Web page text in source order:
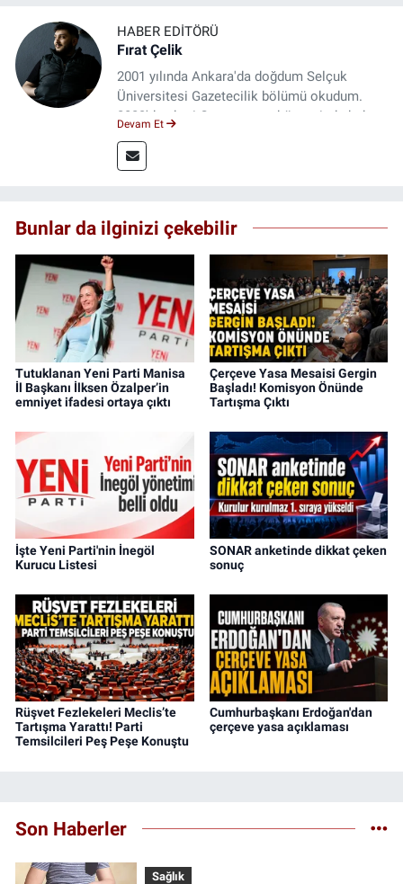
HABER EDITÖRÜ
Fırat Çelik
2001 yılında Ankara'da doğdum Selçuk
Üniversitesi Gazetecilik bölümü okudum.
2023'den beri Genç gazete bünyesinde haber
Devam Et
Bunlar da ilginizi çekebilir
Tutuklanan Yeni Parti Manisa
İl Başkanı İlksen Özalper’in
emniyet ifadesi ortaya çıktı
Çerçeve Yasa Mesaisi Gergin
Başladı! Komisyon Önünde
Tartışma Çıktı
İşte Yeni Parti'nin İnegöl
Kurucu Listesi
SONAR anketinde dikkat çeken
sonuç
Rüşvet Fezlekeleri Meclis’te
Tartışma Yarattı! Parti
Temsilcileri Peş Peşe Konuştu
Cumhurbaşkanı Erdoğan'dan
çerçeve yasa açıklaması
Son Haberler
Sağlık